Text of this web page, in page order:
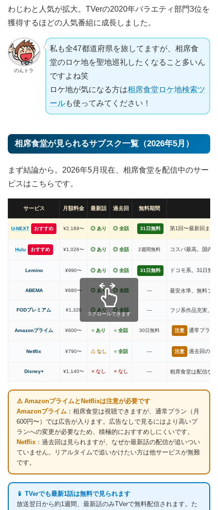
わじわと人気が拡大。TVerの2020年バラエティ部門3位を
獲得するほどの人気番組に成長しました。
のんトラ
私も全47都道府県を旅してますが、相席食
堂のロケ地を聖地巡礼したくなること多いん
ですよね笑
ロケ地が気になる方は相席食堂ロケ地検索ツ
ールも使ってみてください！
相席食堂が見られるサブスク一覧（2026年5月）
まず結論から。2026年5月現在、相席食堂を配信中のサー
ビスはこちらです。
サービス 月額料金 最新話 過去回 無料期間
U-NEXT おすすめ ¥2,189〜 ◎ あり ◎ 全話 31日無料 第1回〜最新回まで
Hulu おすすめ ¥1,026〜 ◎ あり ◎ 全話 2週間無料 コスパ最高。国内
Lemino ¥990〜 ◎ あり ◎ 全話 31日無料 ドコモ系。31日無
ABEMA ¥680〜 ◎ あり ◎ 全話 — 最安水準。無料プ
FODプレミアム ¥1,320 ◎ あり ◎ 全話 — フジ系作品充実。
Amazonプライム ¥600〜 ○ あり ○ 全話 30日無料 注意 通常プラン
Netflix ¥790〜 △ なし ○ 全話 — 注意 過去回のみ
Disney+ ¥1,140〜 × なし × なし — 相席食堂は配信なし
スクロールできます
⚠️ AmazonプライムとNetflixは注意が必要です
Amazonプライム：相席食堂は視聴できますが、通常プラン（月
600円〜）では広告が入ります。広告なしで見るにはより高いプ
ランへの変更が必要なため、積極的におすすめしにくいです。
Netflix：過去回は見られますが、なぜか最新話の配信が追いつい
ていません。リアルタイムで追いかけたい方は他サービスが無難
です。
📱 TVerでも最新1話は無料で見られます
放送翌日から約1週間、最新話のみTVerで無料配信されます。た